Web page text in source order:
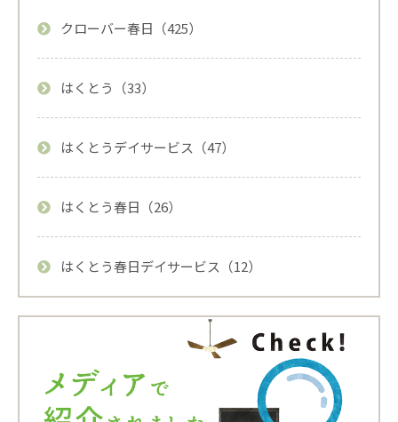
クローバー春日（425）
はくとう（33）
はくとうデイサービス（47）
はくとう春日（26）
はくとう春日デイサービス（12）